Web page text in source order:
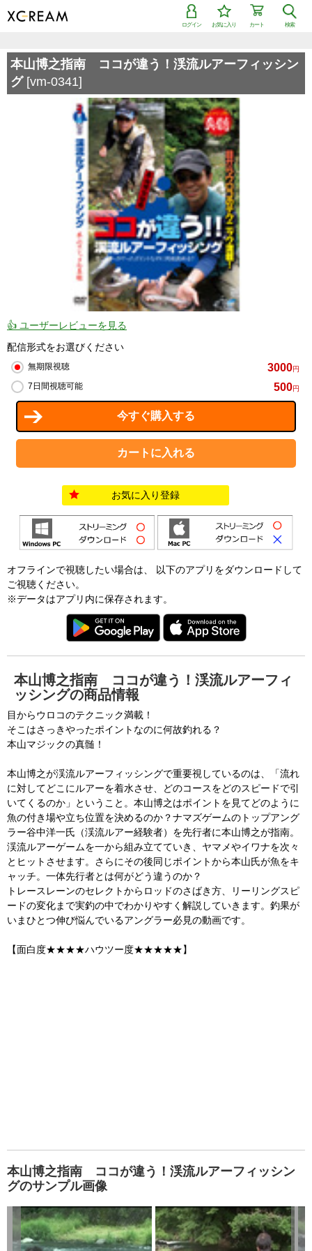
検索
カート
お気に入り
ログイン
本山博之指南 ココが違う！渓流ルアーフィッシン
グ [vm-0341]
👍 ユーザーレビューを見る
配信形式をお選びください
無期限視聴 3000円
7日間視聴可能 500円
お気に入り登録
オフラインで視聴したい場合は、 以下のアプリをダウンロードして
ご視聴ください。
※データはアプリ内に保存されます。
本山博之指南 ココが違う！渓流ルアーフィ
ッシングの商品情報
目からウロコのテクニック満載！
そこはさっきやったポイントなのに何故釣れる？
本山マジックの真髄！
本山博之が渓流ルアーフィッシングで重要視しているのは、「流れ
に対してどこにルアーを着水させ、どのコースをどのスピードで引
いてくるのか」ということ。本山博之はポイントを見てどのように
魚の付き場や立ち位置を決めるのか？ナマズゲームのトップアング
ラー谷中洋一氏（渓流ルアー経験者）を先行者に本山博之が指南。
渓流ルアーゲームを一から組み立てていき、ヤマメやイワナを次々
とヒットさせます。さらにその後同じポイントから本山氏が魚をキ
ャッチ。一体先行者とは何がどう違うのか？
トレースレーンのセレクトからロッドのさばき方、リーリングスピ
ードの変化まで実釣の中でわかりやすく解説していきます。釣果が
いまひとつ伸び悩んでいるアングラー必見の動画です。
【面白度★★★★ハウツー度★★★★★】
本山博之指南 ココが違う！渓流ルアーフィッシン
グのサンプル画像